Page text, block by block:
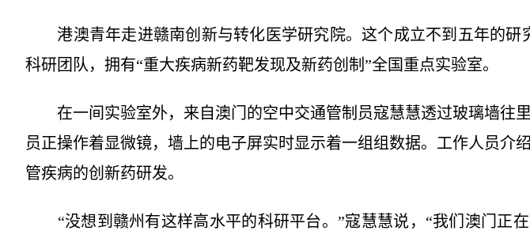
港澳青年走进赣南创新与转化医学研究院。这个成立不到五年的研
科研团队，拥有“重大疾病新药靶发现及新药创制”全国重点实验室。
在一间实验室外，来自澳门的空中交通管制员寇慧慧透过玻璃墙往
员正操作着显微镜，墙上的电子屏实时显示着一组组数据。工作人员介
管疾病的创新药研发。
“没想到赣州有这样高水平的科研平台。”寇慧慧说，“我们澳门正